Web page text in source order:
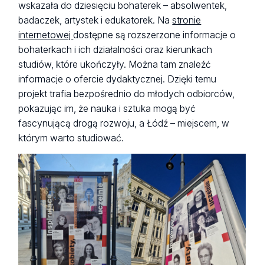
wskazała do dziesięciu bohaterek – absolwentek,
badaczek, artystek i edukatorek. Nastronie
internetowejdostępne są rozszerzone informacje o
bohaterkach i ich działalności oraz kierunkach
studiów, które ukończyły. Można tam znaleźć
informacje o ofercie dydaktycznej. Dzięki temu
projekt trafia bezpośrednio do młodych odbiorców,
pokazując im, że nauka i sztuka mogą być
fascynującą drogą rozwoju, a Łódź – miejscem, w
którym warto studiować.